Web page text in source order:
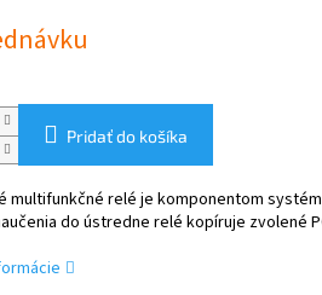
Pridať do košíka
multifunkčné relé je komponentom
do ústredne relé kopíruje zvolené